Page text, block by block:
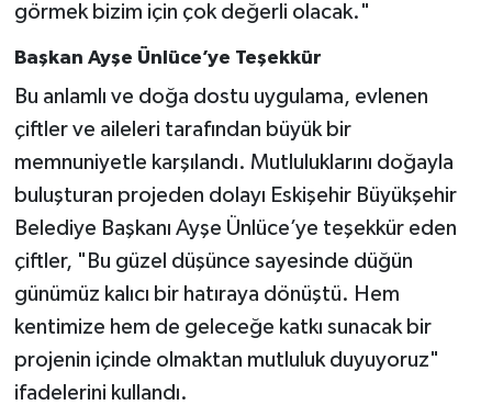
görmek bizim için çok değerli olacak."
Başkan Ayşe Ünlüce’ye Teşekkür
Bu anlamlı ve doğa dostu uygulama, evlenen
çiftler ve aileleri tarafından büyük bir
memnuniyetle karşılandı. Mutluluklarını doğayla
buluşturan projeden dolayı Eskişehir Büyükşehir
Belediye Başkanı Ayşe Ünlüce’ye teşekkür eden
çiftler, "Bu güzel düşünce sayesinde düğün
günümüz kalıcı bir hatıraya dönüştü. Hem
kentimize hem de geleceğe katkı sunacak bir
projenin içinde olmaktan mutluluk duyuyoruz"
ifadelerini kullandı.